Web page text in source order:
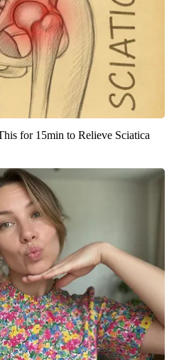
for 15min to Relieve Sciatica